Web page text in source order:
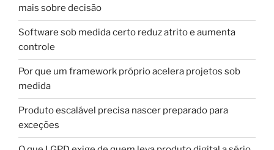
mais sobre decisão
Software sob medida certo reduz atrito e aumenta
controle
Por que um framework próprio acelera projetos sob
medida
Produto escalável precisa nascer preparado para
exceções